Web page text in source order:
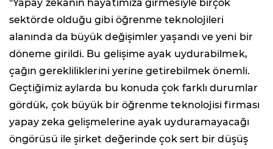
"Yapay zekanın hayatımıza girmesiyle birçok
sektörde olduğu gibi öğrenme teknolojileri
alanında da büyük değişimler yaşandı ve yeni bir
döneme girildi. Bu gelişime ayak uydurabilmek,
çağın gerekliliklerini yerine getirebilmek önemli.
Geçtiğimiz aylarda bu konuda çok farklı durumlar
gördük, çok büyük bir öğrenme teknolojisi firması
yapay zeka gelişmelerine ayak uyduramayacağı
öngörüsü ile şirket değerinde çok sert bir düşüş